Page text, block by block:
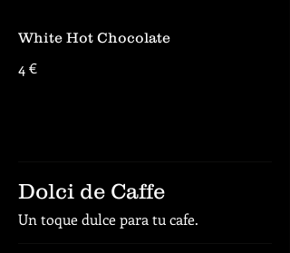
White Hot Chocolate
4 €
Dolci de Caffe
Un toque dulce para tu cafe.